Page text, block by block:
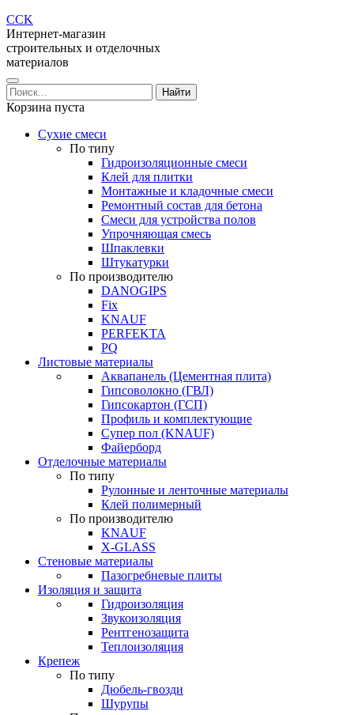
CCK
Интернет-магазин
строительных и отделочных
материалов
Корзина пуста
Сухие смеси
По типу
Гидроизоляционные смеси
Клей для плитки
Монтажные и кладочные смеси
Ремонтный состав для бетона
Смеси для устройства полов
Упрочняющая смесь
Шпаклевки
Штукатурки
По производителю
DANOGIPS
Fix
KNAUF
PERFEKTA
PQ
Листовые материалы
Аквапанель (Цементная плита)
Гипсоволокно (ГВЛ)
Гипсокартон (ГСП)
Профиль и комплектующие
Супер пол (KNAUF)
Файерборд
Отделочные материалы
По типу
Рулонные и ленточные материалы
Клей полимерный
По производителю
KNAUF
X-GLASS
Стеновые материалы
Пазогребневые плиты
Изоляция и защита
Гидроизоляция
Звукоизоляция
Рентгенозащита
Теплоизоляция
Крепеж
По типу
Дюбель-гвозди
Шурупы